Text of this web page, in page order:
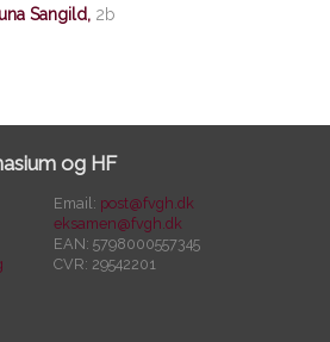
Sangild, 2b
og HF
Email: post@fvgh.dk
eksamen@fvgh.dk
EAN: 5798000557345
CVR: 29542201